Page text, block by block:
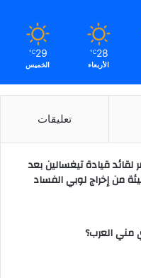
28
℃
الأربعاء
29
℃
الخميس
تعليقات
لقائد قيادة تيغسالين بعد
من إخراج لوبي الفساد
مني العرب؟